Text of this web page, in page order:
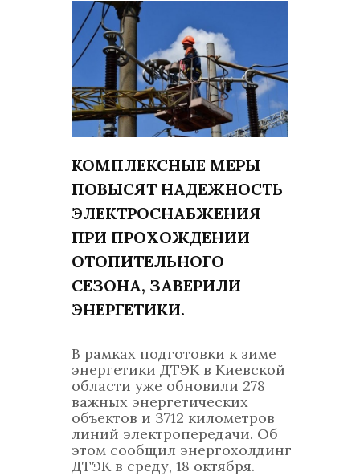
комментариев: 0
Общество
КОМПЛЕКСНЫЕ МЕРЫ
ПОВЫСЯТ НАДЕЖНОСТЬ
ЭЛЕКТРОСНАБЖЕНИЯ
ПРИ ПРОХОЖДЕНИИ
ОТОПИТЕЛЬНОГО
СЕЗОНА, ЗАВЕРИЛИ
ЭНЕРГЕТИКИ.
В рамках подготовки к зиме
энергетики ДТЭК в Киевской
области уже обновили 278
важных энергетических
объектов и 3712 километров
линий электропередачи. Об
этом сообщил энергохолдинг
ДТЭК в среду, 18 октября.